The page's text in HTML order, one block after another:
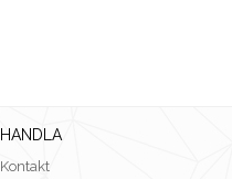
HANDLA
Kontakt